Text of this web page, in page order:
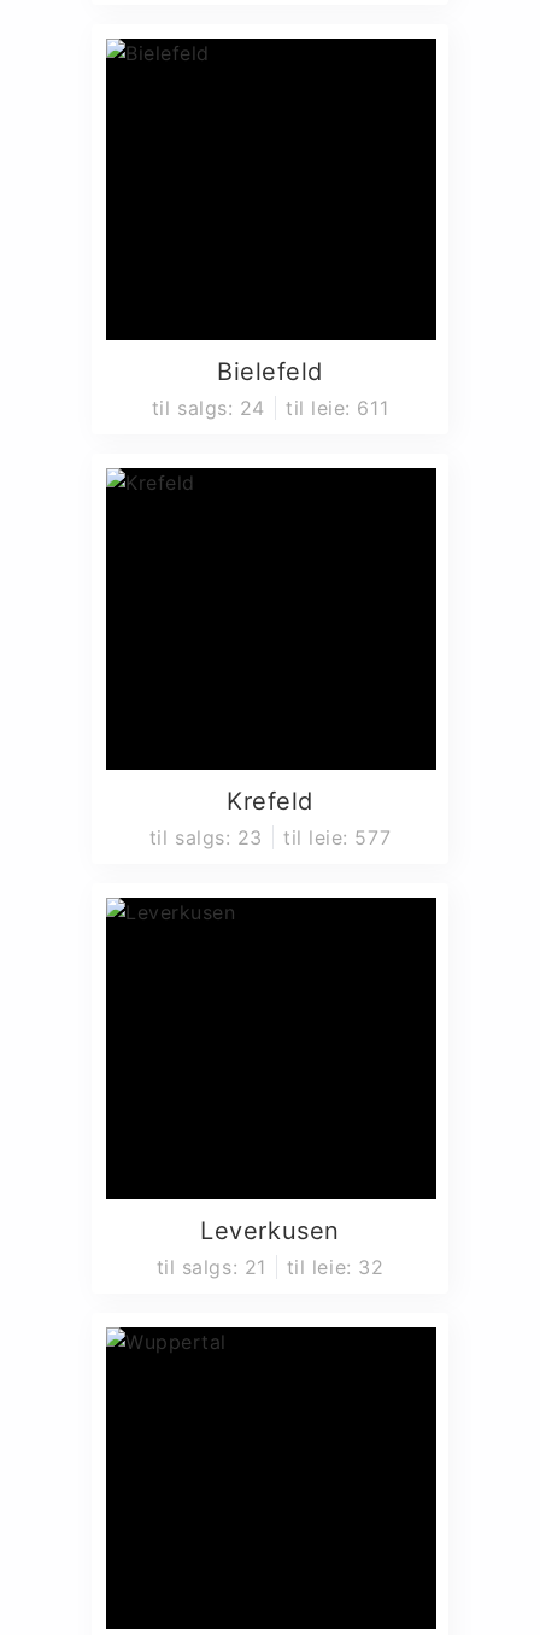
Bielefeld
til salgs: 24 til leie: 611
Krefeld
til salgs: 23 til leie: 577
Leverkusen
til salgs: 21 til leie: 32